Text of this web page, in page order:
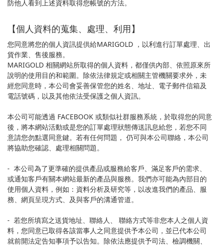
防他人看到上述資料取得您帳號的方法。
【個人資料的蒐集、處理、利用】
您同意將您的個人資訊提供給MARIGOLD ，以利進行訂單處理、出
貨作業、售後服務。
MARIGOLD 相關網站所取得的個人資料，都僅供內部、依照原來所
說明的使用目的和範圍。除依法律規定或相關主管機關要求外，未
經您同意時，本公司會妥善保管您的姓名、地址、電子郵件信箱及
電話號碼，以及其他依法受保護之個人資訊。
本公司可能透過 FACEBOOK 或類似社群服務系統，於取得您的同意
後，將本網站活動或是您的訂單處理狀態傳送訊息給您，若您不同
意請您勿點選同意鍵。若有任何問題， 仍可與本公司聯絡，本公司
將協助您確認、處理相關問題。
- 本公司為了更準確的提供產品或服務給客戶、滿足客戶的需求、
或通知客戶有關本網站最新的產品與服務。我們亦可能為內部目的
使用個人資料，例如：資料分析及研究等，以改進我們的產品、服
務、網頁呈現方式、及與客戶的溝通管道。
- 若您所填寫之送貨地址、聯絡人、 聯絡方式等非您本人之個人資
料，您同意已取得各該當事人之同意提供予本公司，並已代本公司
就前開法定告知事項予以告知。除依法應提供予司法、檢調機關、